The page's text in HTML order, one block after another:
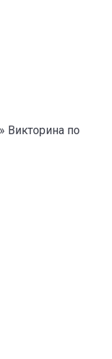
Викторина по